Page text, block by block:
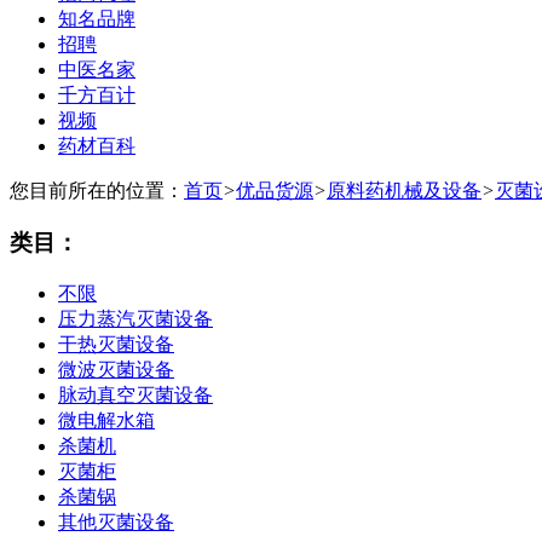
知名品牌
招聘
中医名家
千方百计
视频
药材百科
您目前所在的位置： 首页>优品货源>原料药机械及设备>灭菌
类目：
不限
压力蒸汽灭菌设备
干热灭菌设备
微波灭菌设备
脉动真空灭菌设备
微电解水箱
杀菌机
灭菌柜
杀菌锅
其他灭菌设备